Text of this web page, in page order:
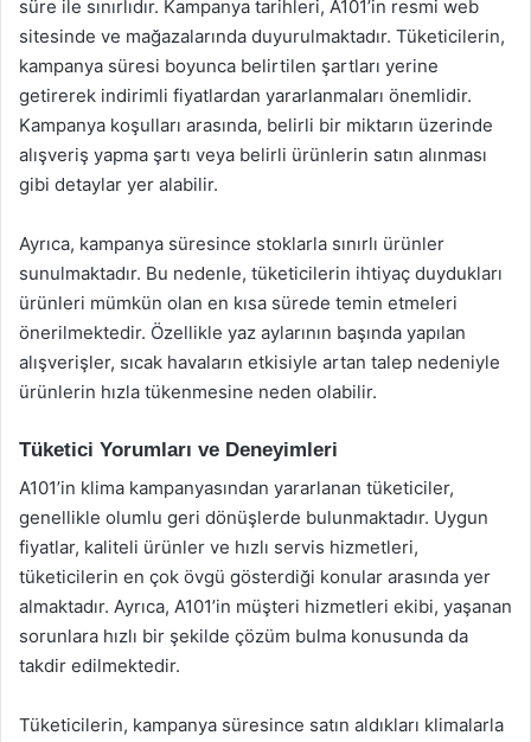
süre ile sınırlıdır. Kampanya tarihleri, A101’in resmi web
sitesinde ve mağazalarında duyurulmaktadır. Tüketicilerin,
kampanya süresi boyunca belirtilen şartları yerine
getirerek indirimli fiyatlardan yararlanmaları önemlidir.
Kampanya koşulları arasında, belirli bir miktarın üzerinde
alışveriş yapma şartı veya belirli ürünlerin satın alınması
gibi detaylar yer alabilir.
Ayrıca, kampanya süresince stoklarla sınırlı ürünler
sunulmaktadır. Bu nedenle, tüketicilerin ihtiyaç duydukları
ürünleri mümkün olan en kısa sürede temin etmeleri
önerilmektedir. Özellikle yaz aylarının başında yapılan
alışverişler, sıcak havaların etkisiyle artan talep nedeniyle
ürünlerin hızla tükenmesine neden olabilir.
Tüketici Yorumları ve Deneyimleri
A101’in klima kampanyasından yararlanan tüketiciler,
genellikle olumlu geri dönüşlerde bulunmaktadır. Uygun
fiyatlar, kaliteli ürünler ve hızlı servis hizmetleri,
tüketicilerin en çok övgü gösterdiği konular arasında yer
almaktadır. Ayrıca, A101’in müşteri hizmetleri ekibi, yaşanan
sorunlara hızlı bir şekilde çözüm bulma konusunda da
takdir edilmektedir.
Tüketicilerin, kampanya süresince satın aldıkları klimalarla